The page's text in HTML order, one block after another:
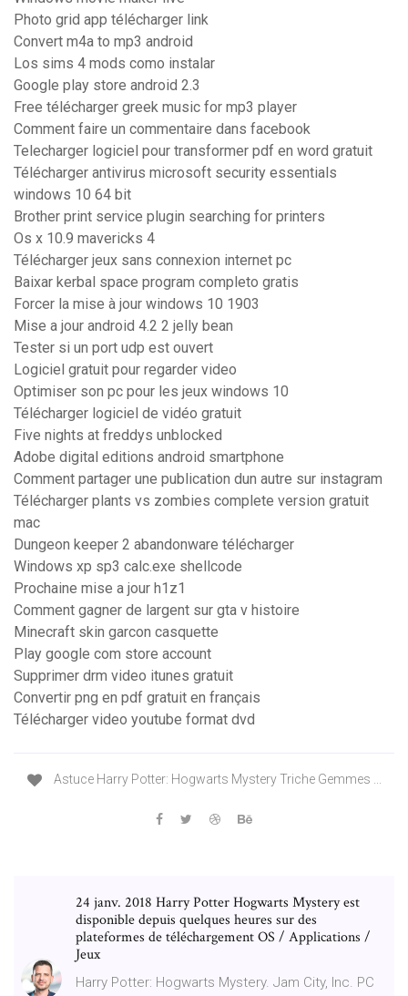
Photo grid app télécharger link
Convert m4a to mp3 android
Los sims 4 mods como instalar
Google play store android 2.3
Free télécharger greek music for mp3 player
Comment faire un commentaire dans facebook
Telecharger logiciel pour transformer pdf en word gratuit
Télécharger antivirus microsoft security essentials
windows 10 64 bit
Brother print service plugin searching for printers
Os x 10.9 mavericks 4
Télécharger jeux sans connexion internet pc
Baixar kerbal space program completo gratis
Forcer la mise à jour windows 10 1903
Mise a jour android 4.2 2 jelly bean
Tester si un port udp est ouvert
Logiciel gratuit pour regarder video
Optimiser son pc pour les jeux windows 10
Télécharger logiciel de vidéo gratuit
Five nights at freddys unblocked
Adobe digital editions android smartphone
Comment partager une publication dun autre sur instagram
Télécharger plants vs zombies complete version gratuit
mac
Dungeon keeper 2 abandonware télécharger
Windows xp sp3 calc.exe shellcode
Prochaine mise a jour h1z1
Comment gagner de largent sur gta v histoire
Minecraft skin garcon casquette
Play google com store account
Supprimer drm video itunes gratuit
Convertir png en pdf gratuit en français
Télécharger video youtube format dvd
Astuce Harry Potter: Hogwarts Mystery Triche Gemmes ...
24 janv. 2018 Harry Potter Hogwarts Mystery est
disponible depuis quelques heures sur des
plateformes de téléchargement OS / Applications /
Jeux
Harry Potter: Hogwarts Mystery. Jam City, Inc. PC